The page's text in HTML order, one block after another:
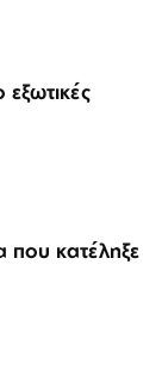
που κατέληξε